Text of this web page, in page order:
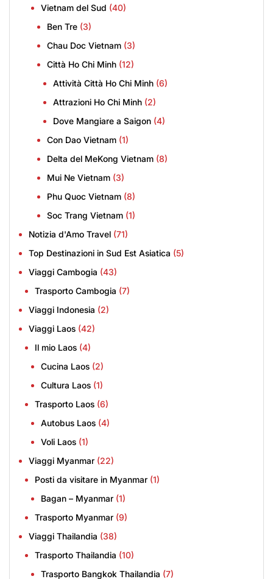
Vietnam del Sud (40)
Ben Tre (3)
Chau Doc Vietnam (3)
Città Ho Chi Minh (12)
Attività Città Ho Chi Minh (6)
Attrazioni Ho Chi Minh (2)
Dove Mangiare a Saigon (4)
Con Dao Vietnam (1)
Delta del MeKong Vietnam (8)
Mui Ne Vietnam (3)
Phu Quoc Vietnam (8)
Soc Trang Vietnam (1)
Notizia d'Amo Travel (71)
Top Destinazioni in Sud Est Asiatica (5)
Viaggi Cambogia (43)
Trasporto Cambogia (7)
Viaggi Indonesia (2)
Viaggi Laos (42)
Il mio Laos (4)
Cucina Laos (2)
Cultura Laos (1)
Trasporto Laos (6)
Autobus Laos (4)
Voli Laos (1)
Viaggi Myanmar (22)
Posti da visitare in Myanmar (1)
Bagan – Myanmar (1)
Trasporto Myanmar (9)
Viaggi Thailandia (38)
Trasporto Thailandia (10)
Trasporto Bangkok Thailandia (7)